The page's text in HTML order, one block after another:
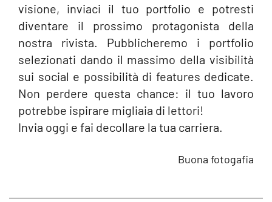
visione, inviaci il tuo portfolio e potresti
diventare il prossimo protagonista della
nostra rivista. Pubblicheremo i portfolio
selezionati dando il massimo della visibilità
sui social e possibilità di features dedicate.
Non perdere questa chance: il tuo lavoro
potrebbe ispirare migliaia di lettori!
Invia oggi e fai decollare la tua carriera.
Buona fotogafia